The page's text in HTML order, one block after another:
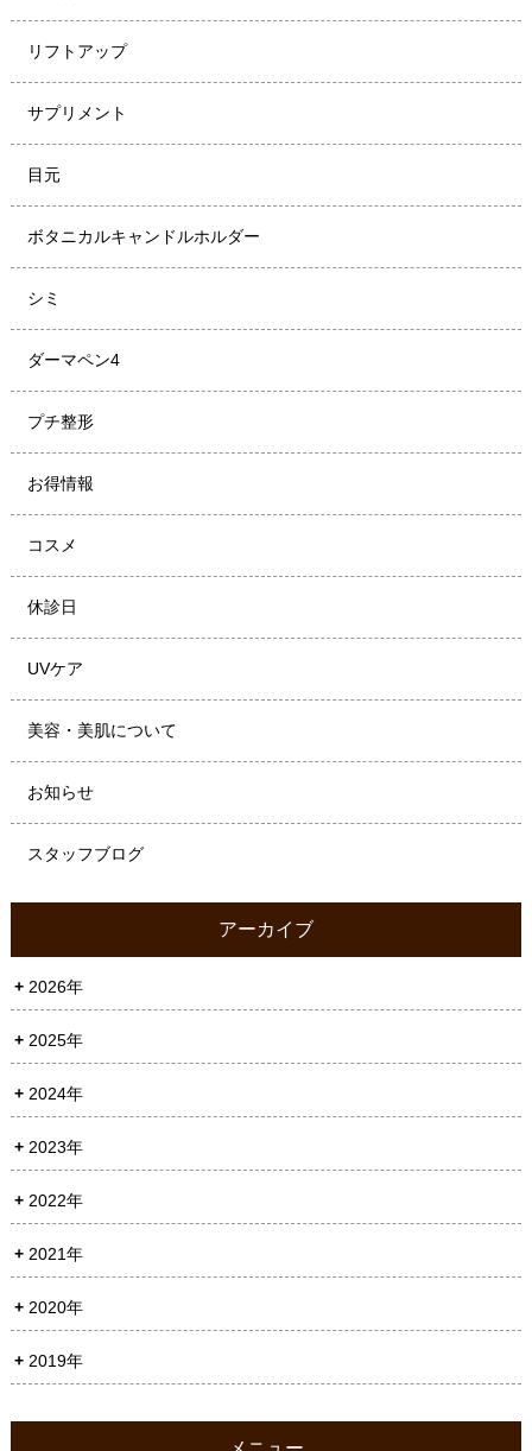
リフトアップ
サプリメント
目元
ボタニカルキャンドルホルダー
シミ
ダーマペン4
プチ整形
お得情報
コスメ
休診日
UVケア
美容・美肌について
お知らせ
スタッフブログ
アーカイブ
2026年
2025年
2024年
2023年
2022年
2021年
2020年
2019年